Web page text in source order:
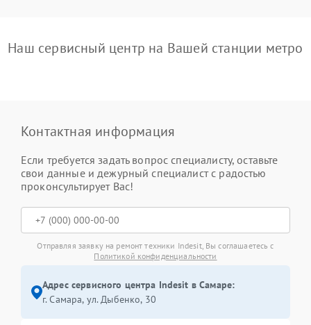
Наш сервисный центр на Вашей станции метро
Контактная информация
Если требуется задать вопрос специалисту, оставьте
свои данные и дежурный специалист с радостью
проконсультирует Вас!
Отправляя заявку на ремонт техники Indesit, Вы соглашаетесь с
Политикой конфиденциальности
Адрес сервисного центра Indesit в Самаре:
г. Самара, ул. Дыбенко, 30